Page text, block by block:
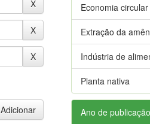
Economia circular
Extração da
Indústria de
Planta nativa
Ano de publicação